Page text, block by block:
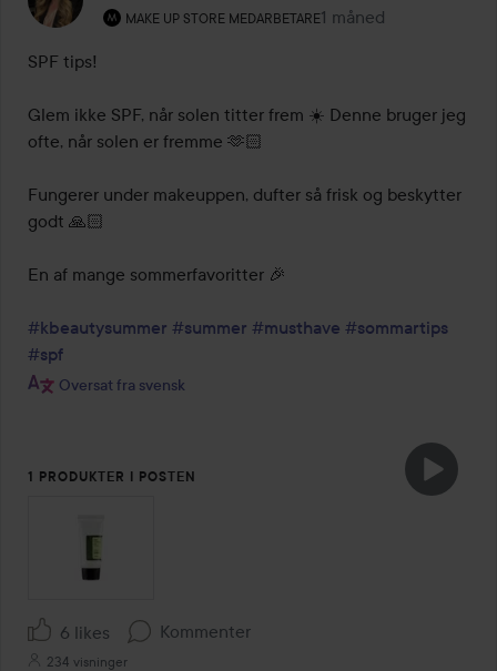
MAKE UP STORE MEDARBETARE
Brugerens rolle: Make Up Store medarbetare.
1 måned
Posten blev oprettet 1
SPF tips!
Glem ikke SPF, når solen titter frem ☀️ Denne bruger jeg
ofte, når solen er fremme 🫶🏻
Fungerer under makeuppen, dufter så frisk og beskytter
godt 🙏🏻
En af mange sommerfavoritter 🎉
#kbeautysummer #summer #musthave #sommartips
#spf
Oversat fra svensk
1 PRODUKTER I POSTEN
6 likes Kommenter
234 visninger